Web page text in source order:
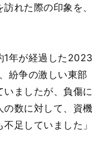
れた際の印象を、
1年が経過した2023
紛争の激しい東部
ましたが、負傷に
の数に対して、資機
足していました」